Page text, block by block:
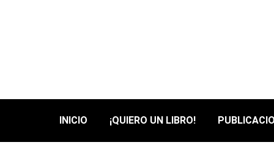
INICIO ¡QUIERO UN LIBRO!